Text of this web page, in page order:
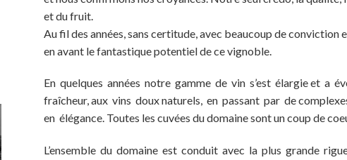
et du fruit.
Au fil des années, sans certitude, avec beaucoup de conviction
en avant le fantastique potentiel de ce vignoble.
En quelques années notre gamme de vin s’est élargie et a
fraîcheur, aux vins doux naturels, en passant par de
en élégance. Toutes les cuvées du domaine sont un coup de
L’ensemble du domaine est conduit avec la plus grande